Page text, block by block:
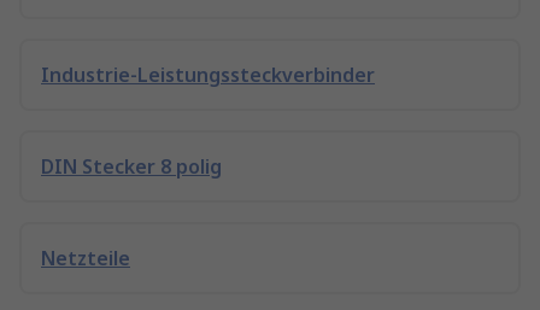
Industrie-Leistungssteckverbinder
DIN Stecker 8 polig
Netzteile